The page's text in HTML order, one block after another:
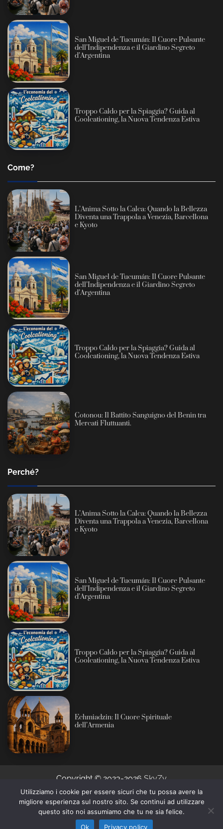
San Miguel de Tucumán: Il Cuore Pulsante
dell’Indipendenza e il Giardino Segreto
d’Argentina
Troppo Caldo per la Spiaggia? Guida al
Coolcationing, la Nuova Tendenza Estiva
Come?
L’Anima Sotto la Calca: Quando la Bellezza
Diventa una Trappola a Venezia, Barcellona
e Kyoto
San Miguel de Tucumán: Il Cuore Pulsante
dell’Indipendenza e il Giardino Segreto
d’Argentina
Troppo Caldo per la Spiaggia? Guida al
Coolcationing, la Nuova Tendenza Estiva
Cotonou: Il Battito Sanguigno del Benin tra
Mercati Fluttuanti.
Perché?
L’Anima Sotto la Calca: Quando la Bellezza
Diventa una Trappola a Venezia, Barcellona
e Kyoto
San Miguel de Tucumán: Il Cuore Pulsante
dell’Indipendenza e il Giardino Segreto
d’Argentina
Troppo Caldo per la Spiaggia? Guida al
Coolcationing, la Nuova Tendenza Estiva
Echmiadzin: Il Cuore Spirituale
dell’Armenia
Copyright © 2023-2026 SkyZy
Informativa sull’intelligenza artificiale: alcuni contenuti
di questo sito sono prodotti con l’ausilio di sistemi
automatici e revisionati prima della pubblicazione (AI
Utilizziamo i cookie per essere sicuri che tu possa avere la
migliore esperienza sul nostro sito. Se continui ad utilizzare
questo sito noi assumiamo che tu ne sia felice.
Ok
Privacy policy